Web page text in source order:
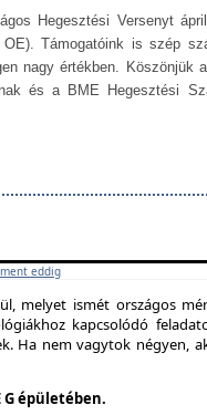
Hegesztési Versenyt
Támogatóink is szép
nagy értékben. Köszönjük
és a BME Hegesztési
eddig
melyet ismét országos
kapcsolódó
Ha nem vagytok négyen,
G épületében.